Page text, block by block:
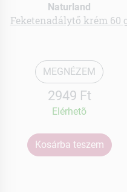
Naturland
Feketenadálytő krém 60
MEGNÉZEM
2949 Ft
Elérhetõ
Kosárba teszem